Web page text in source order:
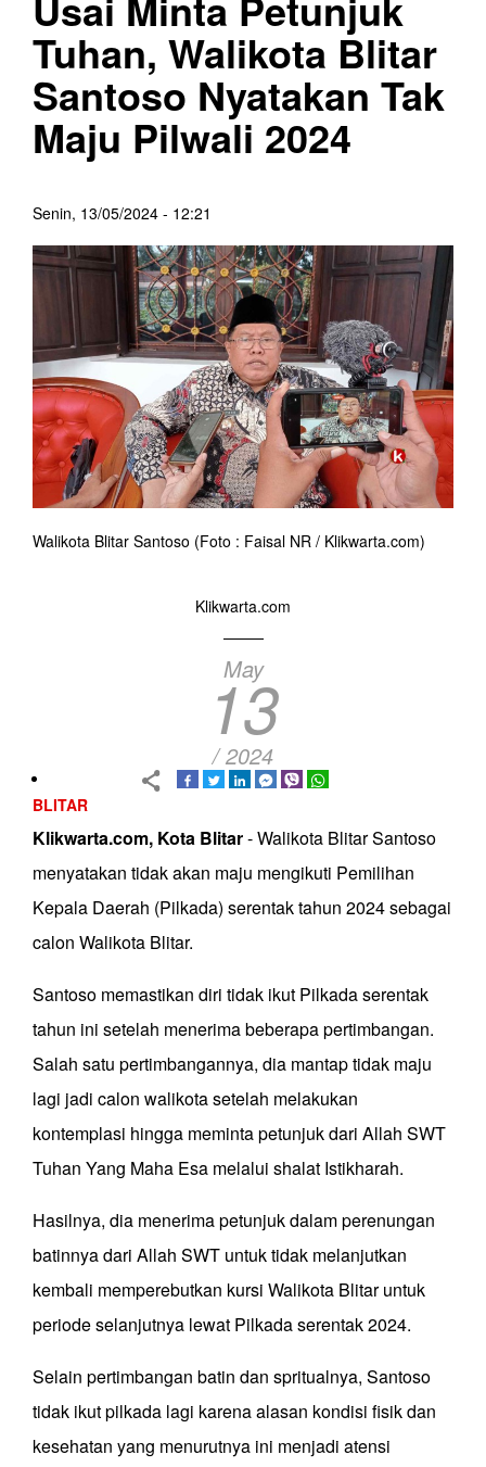
Tuhan, Walikota Blitar
Santoso Nyatakan Tak
Maju Pilwali 2024
Senin, 13/05/2024 - 12:21
Walikota Blitar Santoso (Foto : Faisal NR / Klikwarta.com)
Klikwarta.com
May
13
/ 2024
BLITAR
Klikwarta.com, Kota Blitar- Walikota Blitar Santoso
menyatakan tidak akan maju mengikuti Pemilihan
Kepala Daerah (Pilkada) serentak tahun 2024 sebagai
calon Walikota Blitar.
Santoso memastikan diri tidak ikut Pilkada serentak
tahun ini setelah menerima beberapa pertimbangan.
Salah satu pertimbangannya, dia mantap tidak maju
lagi jadi calon walikota setelah melakukan
kontemplasi hingga meminta petunjuk dari Allah SWT
Tuhan Yang Maha Esa melalui shalat Istikharah.
Hasilnya, dia menerima petunjuk dalam perenungan
batinnya dari Allah SWT untuk tidak melanjutkan
kembali memperebutkan kursi Walikota Blitar untuk
periode selanjutnya lewat Pilkada serentak 2024.
Selain pertimbangan batin dan spritualnya, Santoso
tidak ikut pilkada lagi karena alasan kondisi fisik dan
kesehatan yang menurutnya ini menjadi atensi